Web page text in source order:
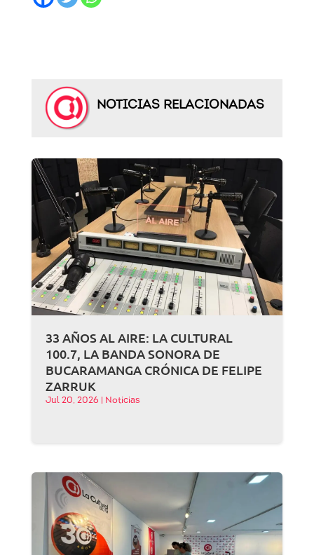
NOTICIAS RELACIONADAS
33 AÑOS AL AIRE: LA CULTURAL
100.7, LA BANDA SONORA DE
BUCARAMANGA CRÓNICA DE FELIPE
ZARRUK
Jul 20, 2026 Noticias